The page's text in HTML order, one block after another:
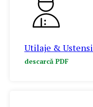
Utilaje &
descarcă PDF